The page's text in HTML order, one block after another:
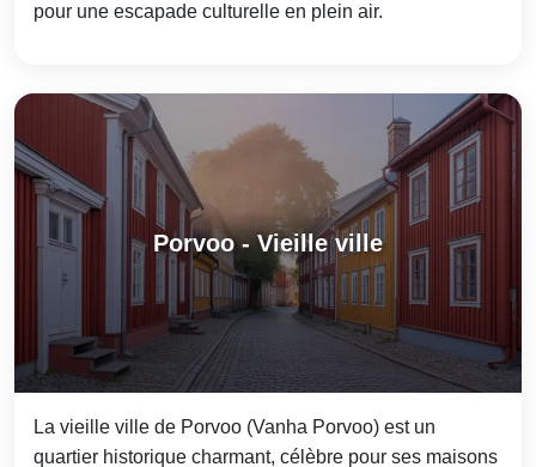
pour une escapade culturelle en plein air.
Porvoo - Vieille ville
La vieille ville de Porvoo (Vanha Porvoo) est un
quartier historique charmant, célèbre pour ses maisons